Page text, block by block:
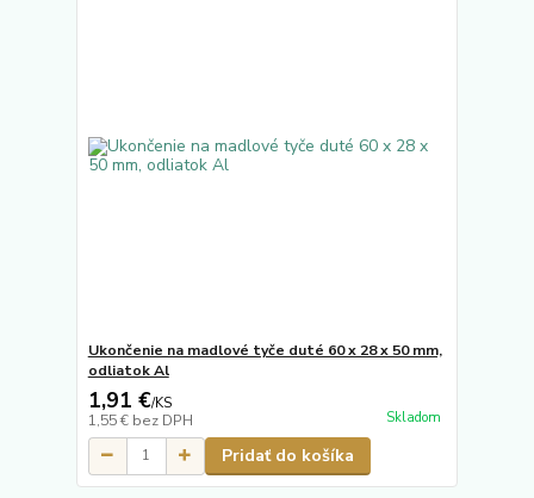
Ukončenie na madlové tyče duté 60 x 28 x 50 mm,
odliatok Al
1,91 €/KS
1,55 € bez DPH Skladom
Pridať do košíka